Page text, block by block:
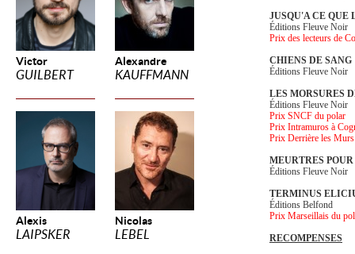
Victor
GUILBERT
Alexandre
KAUFFMANN
Alexis
LAIPSKER
Nicolas
LEBEL
JUSQU'A CE QUE
Éditions Fleuve Noir
Prix des lecteurs de
CHIENS DE SANG
Éditions Fleuve Noir
LES MORSURES
Éditions Fleuve Noir
Prix SNCF du polar
Prix Intramuros à
Prix Derrière les
MEURTRES
Éditions Fleuve Noir
TERMINUS
Éditions Belfond
Prix Marseillais du
RECOMPENSES